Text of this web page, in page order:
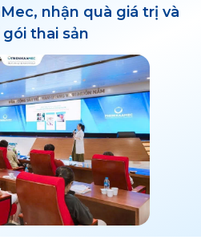
nhận quà giá trị và
gói thai sản